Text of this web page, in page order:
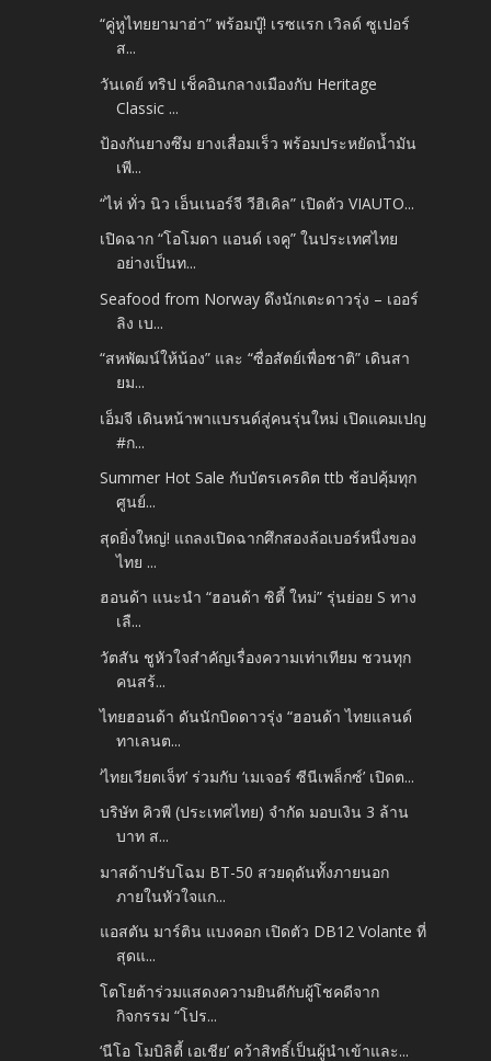
“คู่หูไทยยามาฮ่า” พร้อมบู๊! เรซแรก เวิลด์ ซูเปอร์
ส...
วันเดย์ ทริป เช็คอินกลางเมืองกับ Heritage
Classic ...
ป้องกันยางซึม ยางเสื่อมเร็ว พร้อมประหยัดน้ำมัน
เพี...
“ไห่ ทั่ว นิว เอ็นเนอร์จี วีฮิเคิล” เปิดตัว VIAUTO...
เปิดฉาก “โอโมดา แอนด์ เจคู” ในประเทศไทย
อย่างเป็นท...
Seafood from Norway ดึงนักเตะดาวรุ่ง – เออร์
ลิง เบ...
“สหพัฒน์ให้น้อง” และ “ซื่อสัตย์เพื่อชาติ” เดินสา
ยม...
เอ็มจี เดินหน้าพาแบรนด์สู่คนรุ่นใหม่ เปิดแคมเปญ
#ก...
Summer Hot Sale กับบัตรเครดิต ttb ช้อปคุ้มทุก
ศูนย์...
สุดยิ่งใหญ่! แถลงเปิดฉากศึกสองล้อเบอร์หนึ่งของ
ไทย ...
ฮอนด้า แนะนำ “ฮอนด้า ซิตี้ ใหม่” รุ่นย่อย S ทาง
เลื...
วัตสัน ชูหัวใจสำคัญเรื่องความเท่าเทียม ชวนทุก
คนสร้...
ไทยฮอนด้า ดันนักบิดดาวรุ่ง “ฮอนด้า ไทยแลนด์
ทาเลนต...
‘ไทยเวียตเจ็ท’ ร่วมกับ ‘เมเจอร์ ซีนีเพล็กซ์’ เปิดต...
บริษัท คิวพี (ประเทศไทย) จำกัด มอบเงิน 3 ล้าน
บาท ส...
มาสด้าปรับโฉม BT-50 สวยดุดันทั้งภายนอก
ภายในหัวใจแก...
แอสตัน มาร์ติน แบงคอก เปิดตัว DB12 Volante ที่
สุดแ...
โตโยต้าร่วมแสดงความยินดีกับผู้โชคดีจาก
กิจกรรม “โปร...
‘นีโอ โมบิลิตี้ เอเชีย’ คว้าสิทธิ์เป็นผู้นำเข้าและ...